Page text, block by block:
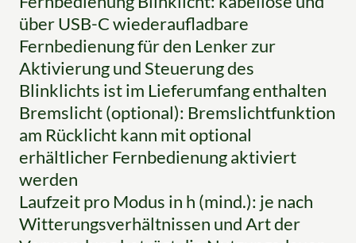
über USB-C wiederaufladbare
Fernbedienung für den Lenker zur
Aktivierung und Steuerung des
Blinklichts ist im Lieferumfang enthalten
Bremslicht (optional): Bremslichtfunktion
am Rücklicht kann mit optional
erhältlicher Fernbedienung aktiviert
werden
Laufzeit pro Modus in h (mind.): je nach
Witterungsverhältnissen und Art der